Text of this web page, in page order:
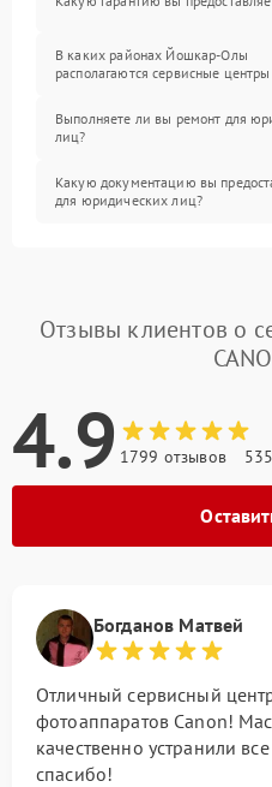
В каких районах Йошкар-Олы
располагаются сервисные
Выполняете ли вы ремонт для
лиц?
Какую документацию вы
для юридических лиц?
Отзывы клиентов о
4.9 1799 отзывов
Богданов Матвей
Отличный сервисный
фотоаппаратов Canon!
качественно устранили
спасибо!